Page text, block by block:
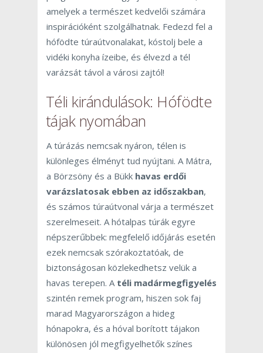
amelyek a természet kedvelői számára
inspirációként szolgálhatnak. Fedezd fel a
hófödte túraútvonalakat, kóstolj bele a
vidéki konyha ízeibe, és élvezd a tél
varázsát távol a városi zajtól!
Téli kirándulások: Hófödte
tájak nyomában
A túrázás nemcsak nyáron, télen is
különleges élményt tud nyújtani. A Mátra,
a Börzsöny és a Bükk havas erdői
varázslatosak ebben az időszakban,
és számos túraútvonal várja a természet
szerelmeseit. A hótalpas túrák egyre
népszerűbbek: megfelelő időjárás esetén
ezek nemcsak szórakoztatóak, de
biztonságosan közlekedhetsz velük a
havas terepen. A téli madármegfigyelés
szintén remek program, hiszen sok faj
marad Magyarországon a hideg
hónapokra, és a hóval borított tájakon
különösen jól megfigyelhetők színes